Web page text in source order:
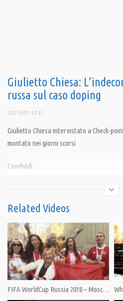
Giulietto Chiesa:
russa sul caso doping
12/11/2015 10:43
Giulietto Chiesa intervistato a Check-
montato nei giorni scorsi
Condividi
Category:PrimoPiano,
Speciali
Tags:Doping,Giulietto Chiesa Propaganda
Related Videos
FIFA WorldCup Russia 2018 – Mosca, l’allegra invasione dei tifosi